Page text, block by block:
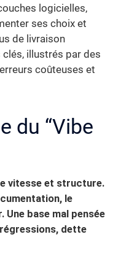
logicielles,
ses choix et
de livraison
illustrés par des
coûteuses et
du “Vibe
vitesse et structure.
le
base mal pensée
dette